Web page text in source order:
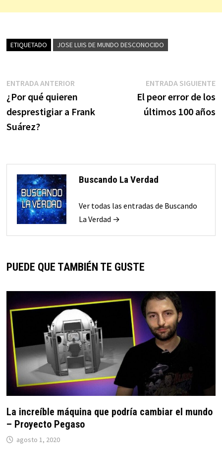
ETIQUETADO JOSE LUIS DE MUNDO DESCONOCIDO
Navegación
de
entradas
ENTRADA ANTERIOREntrada
anterior:
¿Por qué quieren
desprestigiar a Frank
Suárez?
ENTRADA SIGUIENTE
El peor error de los
últimos 100 años
Buscando La Verdad
Ver todas las entradas de Buscando
La Verdad →
PUEDE QUE TAMBIÉN TE GUSTE
La increíble máquina que podría cambiar el mundo
– Proyecto Pegaso
agosto 1, 2020